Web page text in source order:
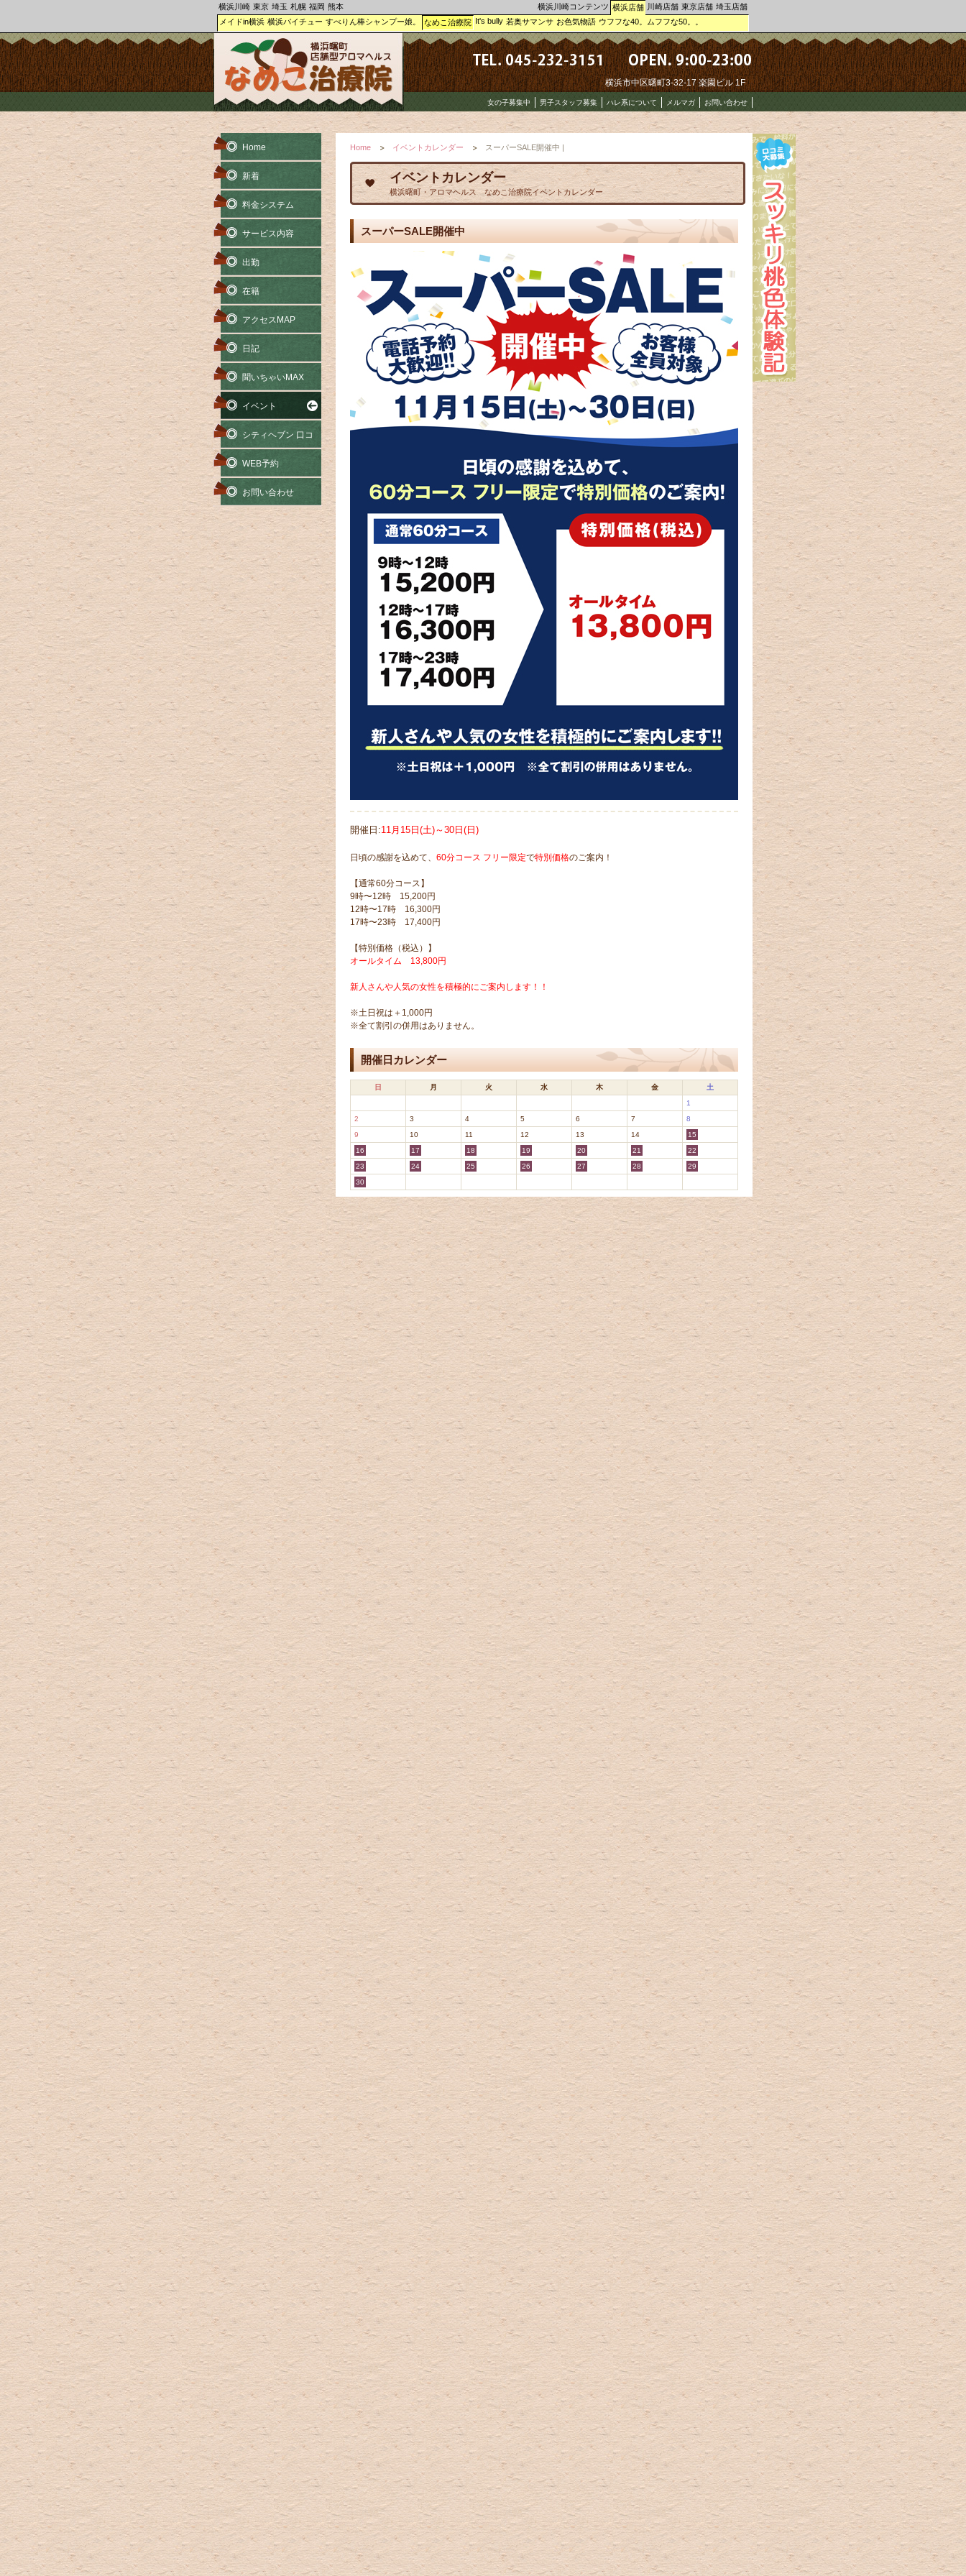
横浜市中区曙町3-32-17 楽園ビル 1F
女の子募集中 男子スタッフ募集 ハレ系について メルマガ お問い合わせ
Home イベントカレンダー スーパーSALE開催中 |
イベントカレンダー
横浜曙町・アロマヘルス なめこ治療院イベントカレンダー
スーパーSALE開催中
開催日:11月15日(土)～30日(日)
日頃の感謝を込めて、 60分コース フリー限定で特別価格のご案内！
【通常60分コース】
9時〜12時 15,200円
12時〜17時 16,300円
17時〜23時 17,400円
【特別価格（税込）】
オールタイム 13,800円
新人さんや人気の女性を積極的にご案内します！！
※土日祝は＋1,000円
※全て割引の併用はありません。
開催日カレンダー
日 月 火 水 木 金
土
1
2
3 4 5 6 7
8
9
10 11 12 13 14
15
16
17 18 19 20 21
22
23
24 25 26 27 28
29
30
Home
新着
料金システム
サービス内容
出勤
在籍
アクセスMAP
日記
聞いちゃいMAX
イベント
シティヘブン 口コ
ミ WEB予約
お問い合わせ
横浜川崎 東京 埼玉 札幌 福岡 熊本 横浜川崎コンテンツ 横浜店舗 川崎店舗 東京店舗 埼玉店舗
メイドin横浜 横浜パイチュー すべりん棒シャンプー娘。 なめこ治療院 It's bully 若奥サマンサ お色気物語 ウフフな40。ムフフな50。。